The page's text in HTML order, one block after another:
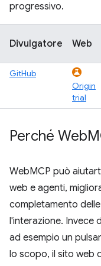
progressivo.
Divulgatore Web
GitHub
Origin
trial
Perché Web
WebMCP può
web e agenti,
completamento
l'interazione. Invece
ad esempio un
lo scopo, il sito web